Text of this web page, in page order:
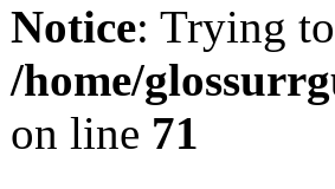
Notice: Trying
/home/
on line 71